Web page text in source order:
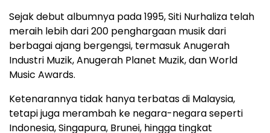
Sejak debut albumnya pada 1995, Siti Nurhaliza telah
meraih lebih dari 200 penghargaan musik dari
berbagai ajang bergengsi, termasuk Anugerah
Industri Muzik, Anugerah Planet Muzik, dan World
Music Awards.
Ketenarannya tidak hanya terbatas di Malaysia,
tetapi juga merambah ke negara-negara seperti
Indonesia, Singapura, Brunei, hingga tingkat